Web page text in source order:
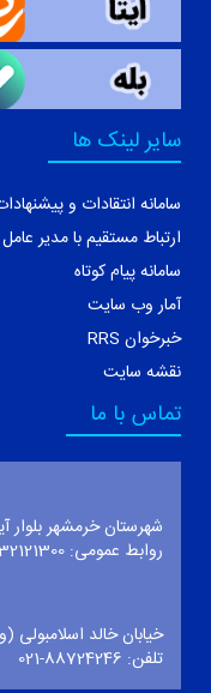
سایر لینک ها
سامانه انتقادات و
ارتباط مستقیم با مدیر عامل
سامانه پیام کوتاه
آمار وب سایت
خبرخوان RRS
نقشه سایت
تماس با ما
شهرستان خرمشهر بلوار
روابط عمومی: 32121300-061
خیابان خالد
تلفن: 88724246-021